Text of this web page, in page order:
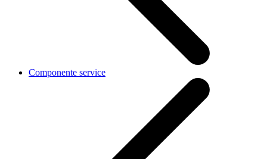
Componente service